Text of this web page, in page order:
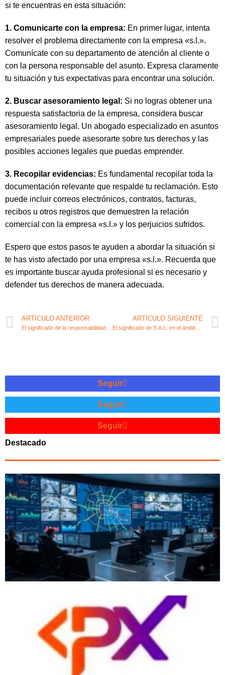
si te encuentras en esta situación:
1. Comunicarte con la empresa: En primer lugar, intenta
resolver el problema directamente con la empresa «s.l.».
Comunícate con su departamento de atención al cliente o
con la persona responsable del asunto. Expresa claramente
tu situación y tus expectativas para encontrar una solución.
2. Buscar asesoramiento legal: Si no logras obtener una
respuesta satisfactoria de la empresa, considera buscar
asesoramiento legal. Un abogado especializado en asuntos
empresariales puede asesorarte sobre tus derechos y las
posibles acciones legales que puedas emprender.
3. Recopilar evidencias: Es fundamental recopilar toda la
documentación relevante que respalde tu reclamación. Esto
puede incluir correos electrónicos, contratos, facturas,
recibos u otros registros que demuestren la relación
comercial con la empresa «s.l.» y los perjuicios sufridos.
Espero que estos pasos te ayuden a abordar la situación si
te has visto afectado por una empresa «s.l.». Recuerda que
es importante buscar ayuda profesional si es necesario y
defender tus derechos de manera adecuada.
ARTÍCULO ANTERIOR ARTÍCULO SIGUIENTE
El significado de S.A.L. en el ámbito empresarial: guía completa
Seguir
Seguir
Seguir
Destacado